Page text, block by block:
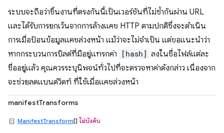
ระบบจะถือว่าชิ้นงานที่ตรงกันนี้เป็นเวอร์ชันที่ไม่ซ้ำกันผ่าน URL
และได้รับการยกเว้นจากการล้างแคช HTTP ตามปกติซึ่งจะดำเนิน
การเมื่อป้อนข้อมูลแคชล่วงหน้า แม้ว่าจะไม่จำเป็น แต่ขอแนะนำว่า
หากกระบวนการบิลด์ที่มีอยู่แทรกค่า
[hash] ลงในชื่อไฟล์แต่ละ
ชื่ออยู่แล้ว คุณควรระบุนิพจน์ทั่วไปที่จะตรวจหาค่าดังกล่าว เนื่องจาก
จะช่วยลดแบนด์วิดท์ ที่ใช้เมื่อแคชล่วงหน้า
manifestTransforms
ManifestTransform[] ไม่บังคับ